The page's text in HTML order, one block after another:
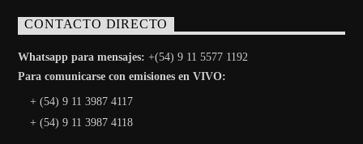
CONTACTO DIRECTO
Whatsapp para mensajes: +(54) 9 11 5577 1192
Para comunicarse con emisiones en VIVO:
+ (54) 9 11 3987 4117
+ (54) 9 11 3987 4118